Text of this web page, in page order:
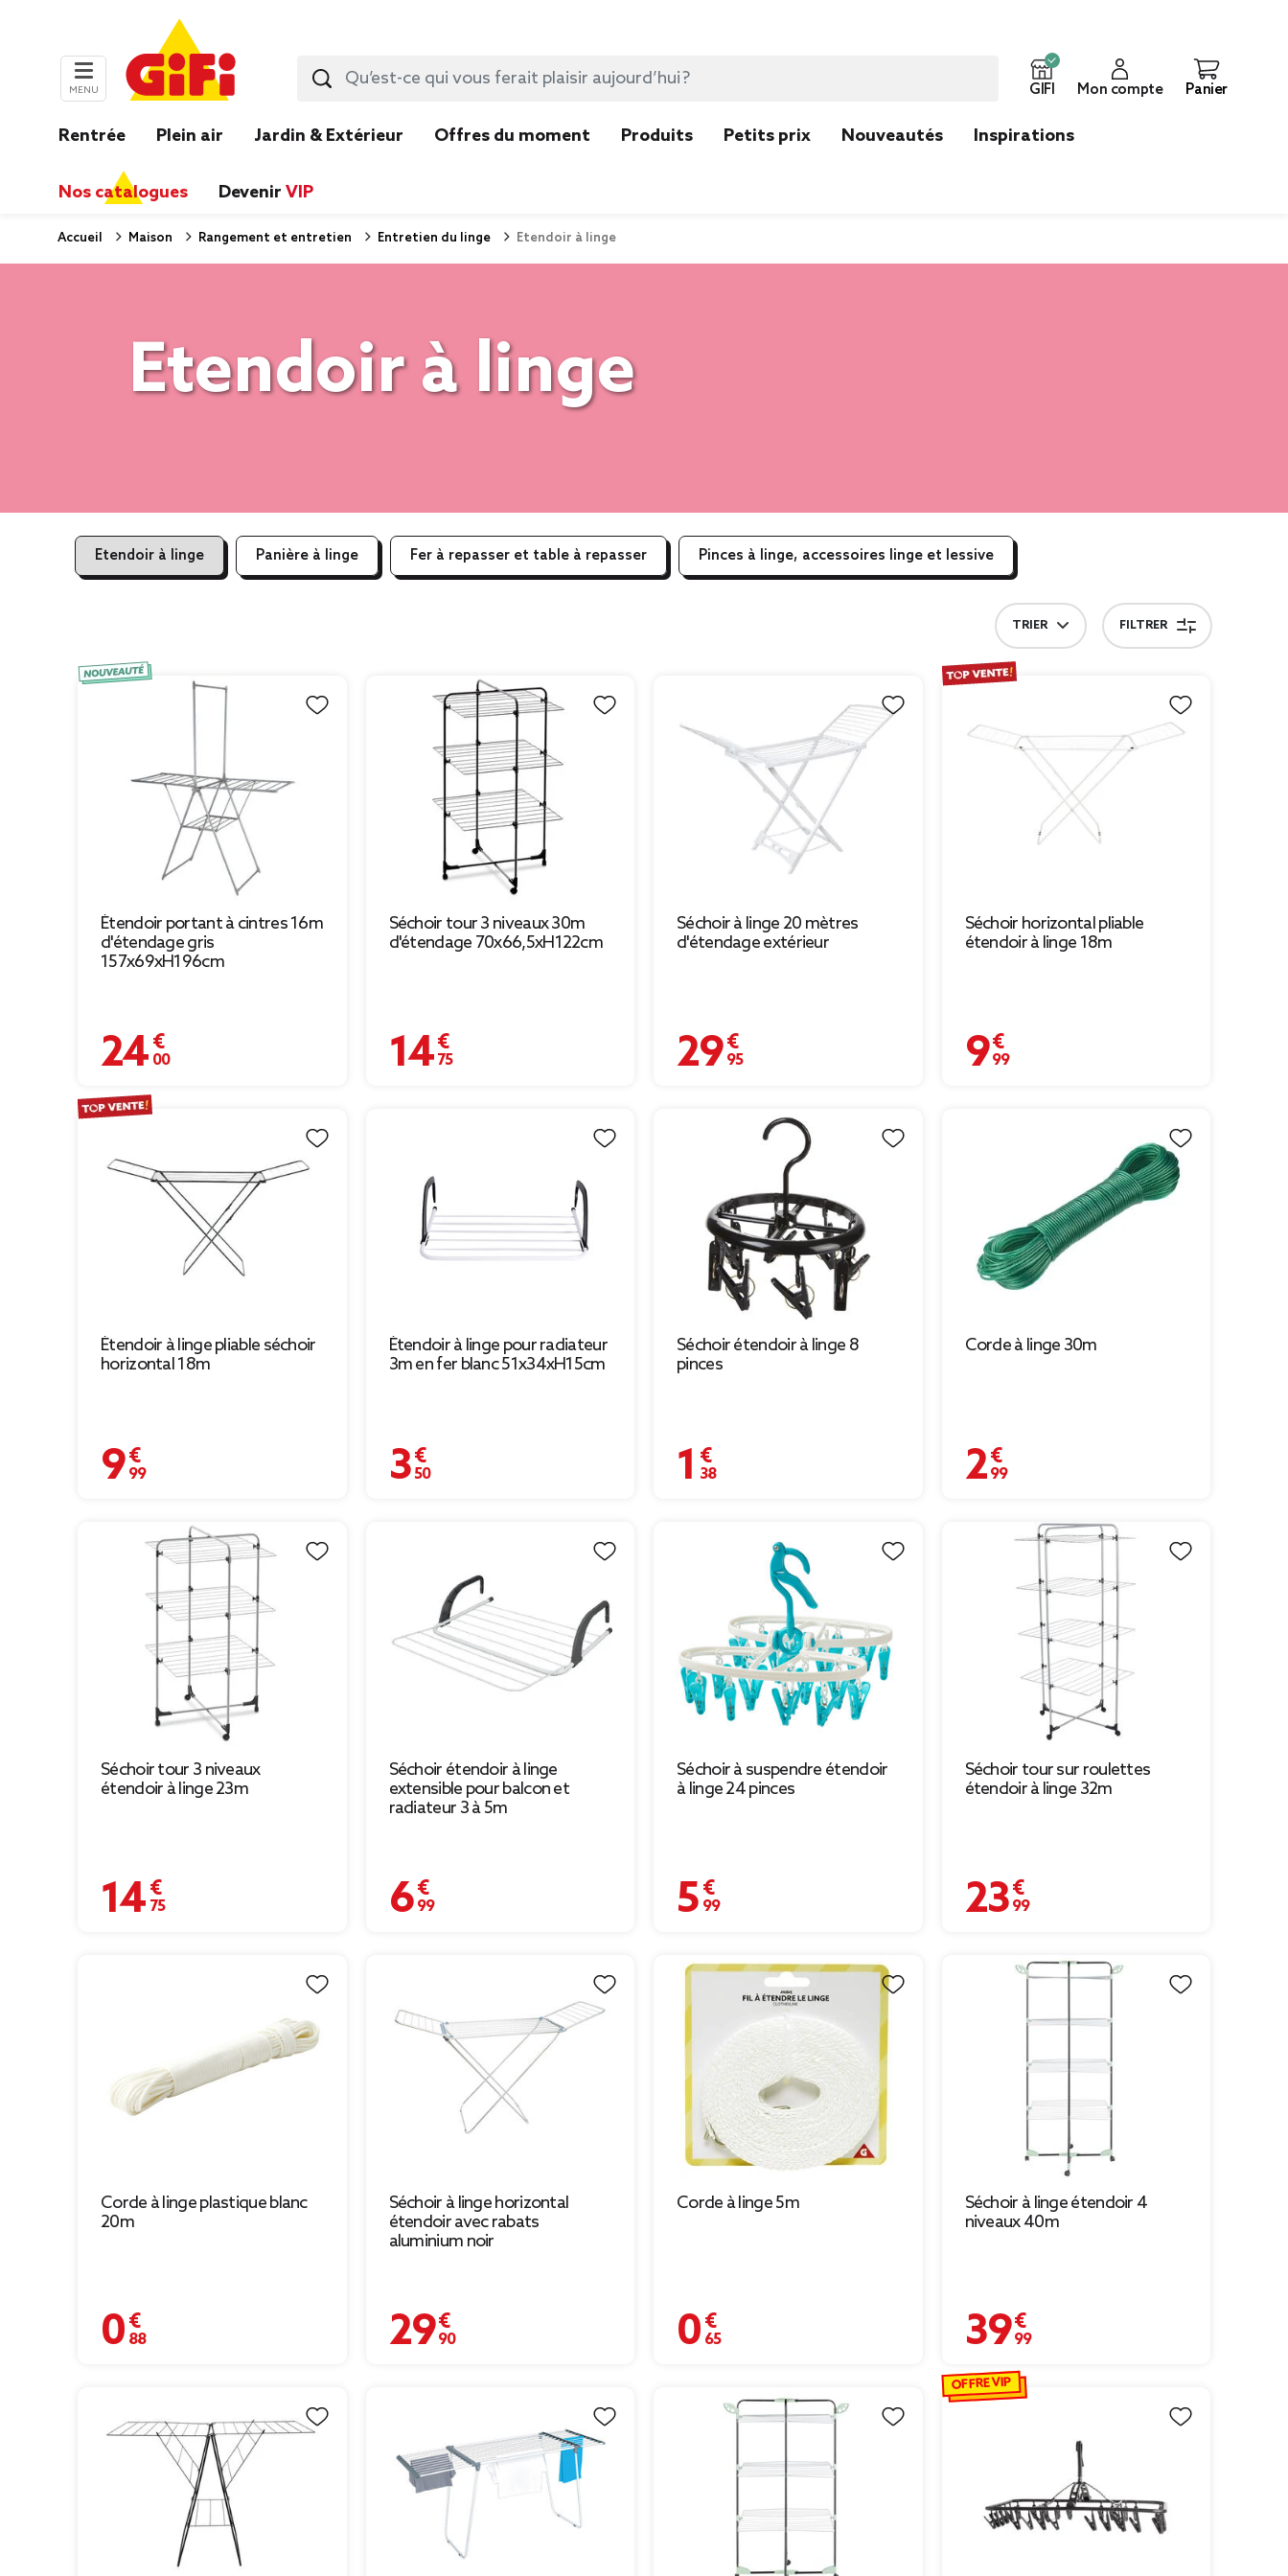
MENU GIFI Mon compte Panier
Rentrée Plein air Jardin & Extérieur Offres du moment Produits Petits prix Nouveautés Inspirations
Nos catalogues Devenir VIP
Accueil Maison Rangement et entretien Entretien du linge Etendoir à linge
Etendoir à linge
Etendoir à linge Panière à linge Fer à repasser et table à repasser Pinces à linge, accessoires linge et lessive
TRIER FILTRER
Étendoir portant à cintres 16m
d'étendage gris
157x69xH196cm
24,00 €
Séchoir tour 3 niveaux 30m
d'étendage 70x66,5xH122cm
14,75 €
Séchoir à linge 20 mètres
d'étendage extérieur
29,95 €
Séchoir horizontal pliable
étendoir à linge 18m
9,99 €
Étendoir à linge pliable séchoir
horizontal 18m
9,99 €
Étendoir à linge pour radiateur
3m en fer blanc 51x34xH15cm
3,50 €
Séchoir étendoir à linge 8
pinces
1,38 €
Corde à linge 30m
2,99 €
Séchoir tour 3 niveaux
étendoir à linge 23m
14,75 €
Séchoir étendoir à linge
extensible pour balcon et
radiateur 3 à 5m
6,99 €
Séchoir à suspendre étendoir
à linge 24 pinces
5,99 €
Séchoir tour sur roulettes
étendoir à linge 32m
23,99 €
Corde à linge plastique blanc
20m
0,88 €
Séchoir à linge horizontal
étendoir avec rabats
aluminium noir
29,90 €
Corde à linge 5m
0,65 €
Séchoir à linge étendoir 4
niveaux 40m
39,99 €
OFFRE VIP